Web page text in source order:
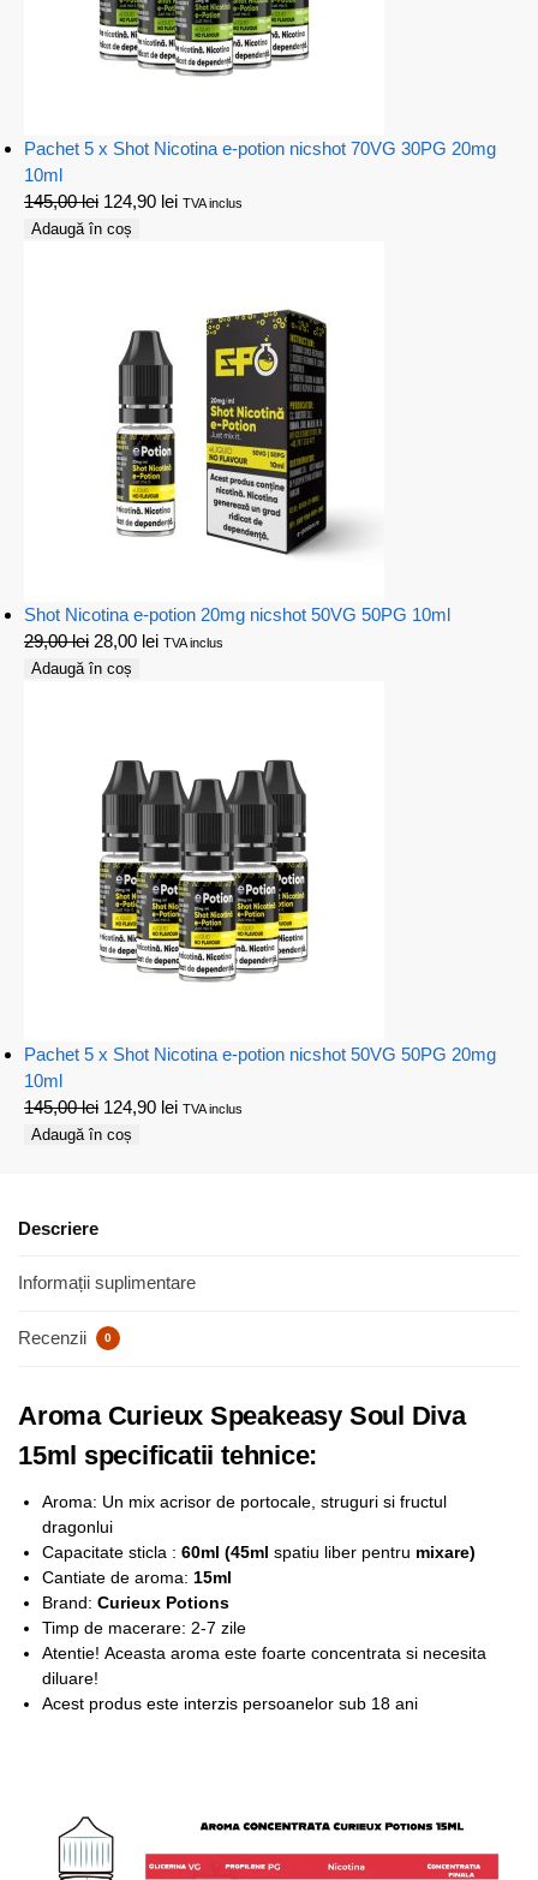
Pachet 5 x Shot Nicotina e-potion nicshot 70VG 30PG 20mg
10ml
145,00lei 124,90 lei TVA inclus
Adaugă în coș
Shot Nicotina e-potion 20mg nicshot 50VG 50PG 10ml
29,00lei 28,00 lei TVA inclus
Adaugă în coș
Pachet 5 x Shot Nicotina e-potion nicshot 50VG 50PG 20mg
10ml
145,00lei 124,90 lei TVA inclus
Adaugă în coș
Descriere
Informații suplimentare
Recenzii 0
Aroma Curieux Speakeasy Soul Diva
15ml specificatii tehnice:
Aroma: Un mix acrisor de portocale, struguri si fructul
dragonlui
Capacitate sticla : 60ml (45ml spatiu liber pentru mixare)
Cantiate de aroma: 15ml
Brand: Curieux Potions
Timp de macerare: 2-7 zile
Atentie! Aceasta aroma este foarte concentrata si necesita
diluare!
Acest produs este interzis persoanelor sub 18 ani